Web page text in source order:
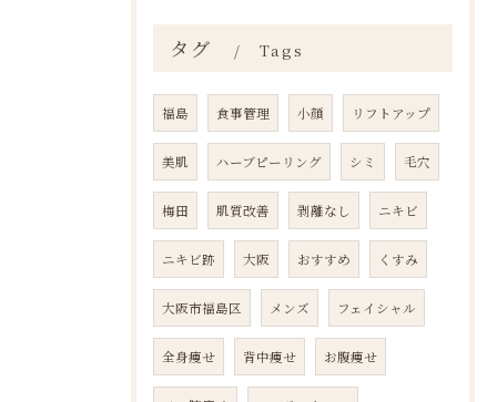
タグ Tags
福島 食事管理 小顔 リフトアップ
美肌 ハーブピーリング シミ 毛穴
梅田 肌質改善 剥離なし ニキビ
ニキビ跡 大阪 おすすめ くすみ
大阪市福島区 メンズ フェイシャル
全身痩せ 背中痩せ お腹痩せ